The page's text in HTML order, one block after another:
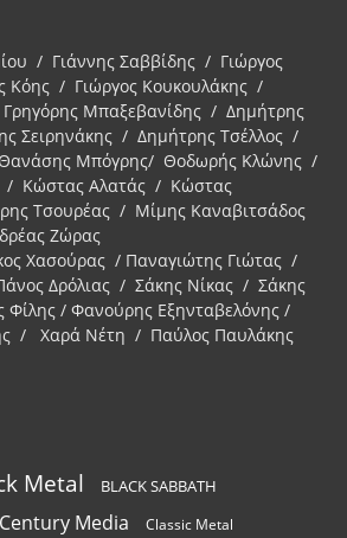
/ Γιάννης Σαββίδης / Γιώργος
Κόης / Γιώργος Κουκουλάκης /
Γρηγόρης Μπαξεβανίδης / Δημήτρης
Σειρηνάκης / Δημήτρης Τσέλλος /
Μπόγρης/ Θοδωρής Κλώνης /
/ Κώστας Αλατάς / Κώστας
Τσουρέας / Μίμης Καναβιτσάδος
Ζώρας
Χασούρας / Παναγιώτης Γιώτας /
Δρόλιας / Σάκης Νίκας / Σάκης
/ Φανούρης Εξηνταβελόνης /
/ Χαρά Νέτη / Παύλος Παυλάκης
Metal BLACK SABBATH
Century Media Classic Metal